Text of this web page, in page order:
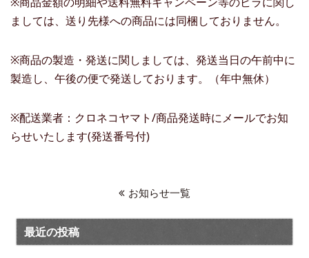
ましては、送り先様への商品には同梱しておりません。
※商品の製造・発送に関しましては、発送当日の午前中に
製造し、午後の便で発送しております。（年中無休）
※配送業者：クロネコヤマト/商品発送時にメールでお知
らせいたします(発送番号付)
お知らせ一覧
最近の投稿